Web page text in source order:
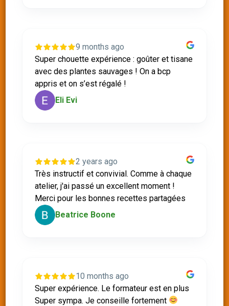
9 months ago
Super chouette expérience : goûter et tisane
avec des plantes sauvages ! On a bcp
appris et on s’est régalé !
Eli Evi
2 years ago
Très instructif et convivial. Comme à chaque
atelier, j'ai passé un excellent moment !
Merci pour les bonnes recettes partagées
Beatrice Boone
10 months ago
Super expérience. Le formateur est en plus
Super sympa. Je conseille fortement